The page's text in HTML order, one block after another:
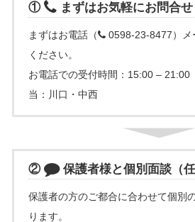
① まずはお気軽にお問合せ
まずはお電話（
0598-23-8477）メ
ください。
お電話での受付時間：15:00 – 21:00
当：川口・中西
② 保護者様と個別面談（任
保護者の方のご都合に合わせて個別
ります。